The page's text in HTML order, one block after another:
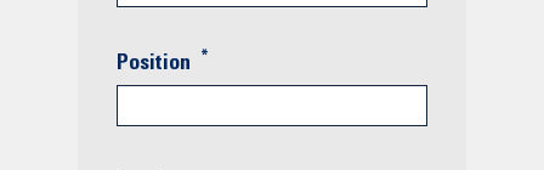
Position *